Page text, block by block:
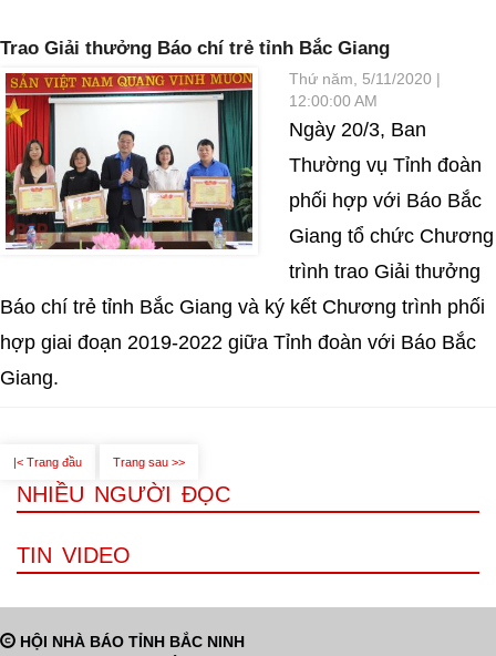
Trao Giải thưởng Báo chí trẻ tỉnh Bắc Giang
Thứ năm, 5/11/2020 |
12:00:00 AM
Ngày 20/3, Ban
Thường vụ Tỉnh đoàn
phối hợp với Báo Bắc
Giang tổ chức Chương
trình trao Giải thưởng
Báo chí trẻ tỉnh Bắc Giang và ký kết Chương trình phối
hợp giai đoạn 2019-2022 giữa Tỉnh đoàn với Báo Bắc
Giang.
|< Trang đầu Trang sau >>
NHIỀU NGƯỜI ĐỌC
TIN VIDEO
HỘI NHÀ BÁO TỈNH BẮC NINH